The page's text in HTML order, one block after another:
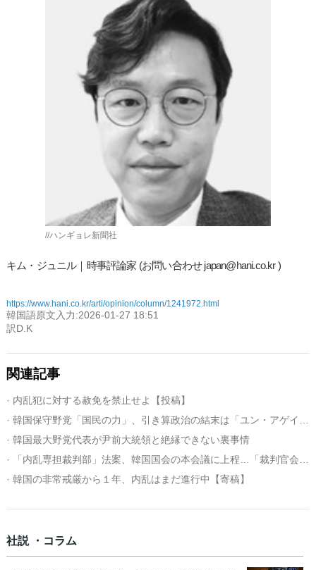
//ハンギョレ新聞社
キム・ジュニル｜時事評論家 (お問い合わせ japan@hani.co.kr )
https://www.hani.co.kr/arti/opinion/column/1241972.html
韓国語原文入力:2026-01-27 18:51
訳D.K
関連記事
· 内乱犯に対する赦免を禁止せよ【投稿】
· 韓国最大野党代表が尹前大統領と絶縁できない裏事情
· 韓国の非常戒厳から１年、内乱はまだ進行中【寄稿】
社説 ・コラム